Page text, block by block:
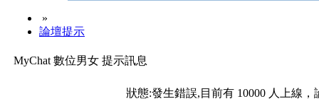
»
論壇提示
MyChat 數位男女 提示訊息
狀態:發生錯誤,目前有 10000 人上線